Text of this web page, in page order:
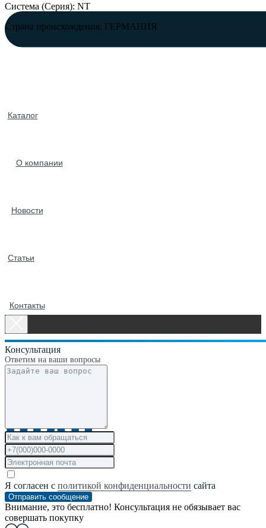
Каталог
О компании
Новости
Статьи
Контакты
Скачать
Система (Серия): NT
Страна происхождения: ГЕРМАНИЯ
Консультация
Ответим на ваши вопросы
Я согласен с политикой конфиденциальности сайта
Отправить сообщение
Внимание, это бесплатно! Консультация не обязывает вас
совершать покупку